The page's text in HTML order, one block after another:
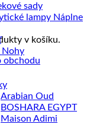
v košíku.
obchodu
sady
lampy Náplne
Nohy
Arabian Oud
BOSHARA EGYPT
Maison Adimi